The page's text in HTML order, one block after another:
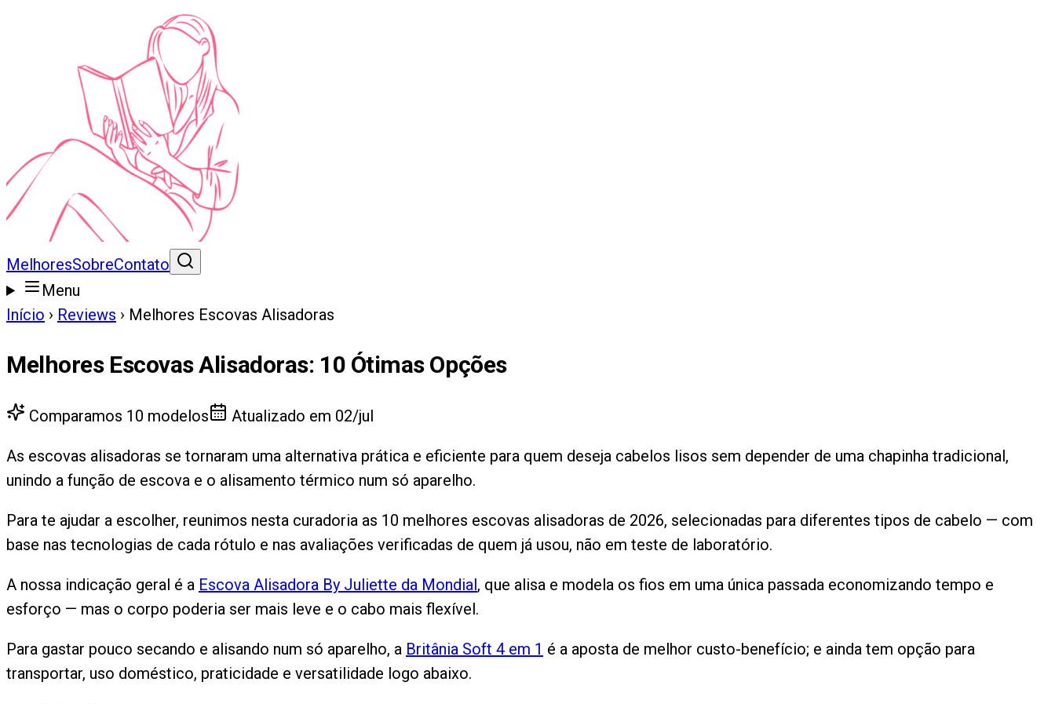
MelhoresSobreContato
Menu
Início › Reviews › Melhores Escovas Alisadoras
Melhores Escovas Alisadoras: 10 Ótimas Opções
Comparamos 10 modelos Atualizado em 02/jul
As escovas alisadoras se tornaram uma alternativa prática e eficiente para quem deseja cabelos lisos sem depender de uma chapinha tradicional,
unindo a função de escova e o alisamento térmico num só aparelho.
Para te ajudar a escolher, reunimos nesta curadoria as 10 melhores escovas alisadoras de 2026, selecionadas para diferentes tipos de cabelo — com
base nas tecnologias de cada rótulo e nas avaliações verificadas de quem já usou, não em teste de laboratório.
A nossa indicação geral é a Escova Alisadora By Juliette da Mondial, que alisa e modela os fios em uma única passada economizando tempo e
esforço — mas o corpo poderia ser mais leve e o cabo mais flexível.
Para gastar pouco secando e alisando num só aparelho, a Britânia Soft 4 em 1 é a aposta de melhor custo-benefício; e ainda tem opção para
transportar, uso doméstico, praticidade e versatilidade logo abaixo.